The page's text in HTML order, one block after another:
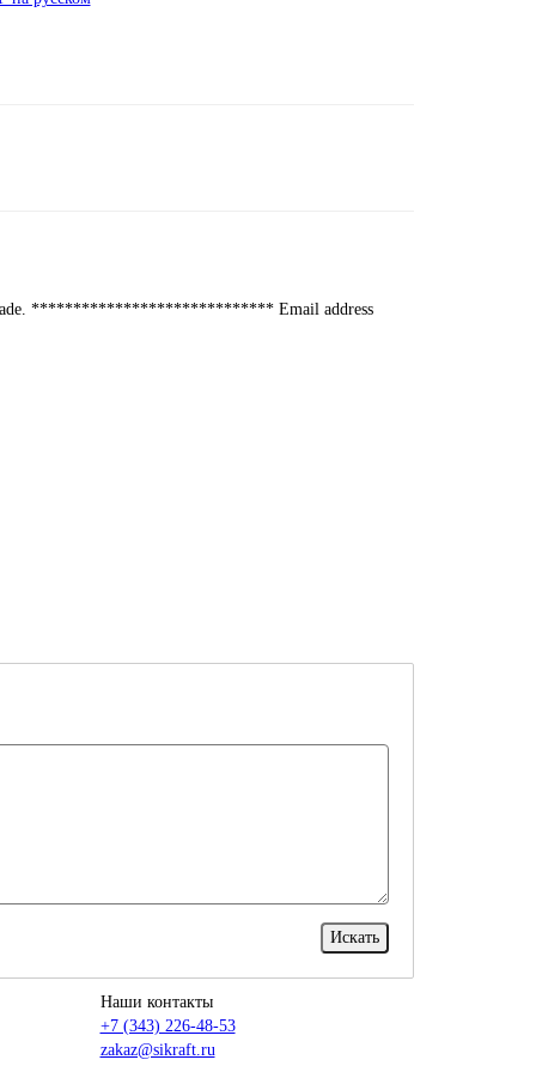
***************************** Email address
Наши контакты
+7 (343) 226-48-53
zakaz@sikraft.ru